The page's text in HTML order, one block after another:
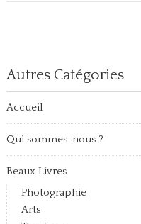
Autres Catégories
Accueil
Qui sommes-nous ?
Beaux Livres
Photographie
Arts